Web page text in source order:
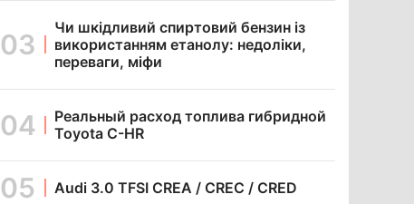
Чи шкідливий спиртовий бензин із
використанням етанолу: недоліки,
переваги, міфи
Реальный расход топлива гибридной
Toyota C-HR
Audi 3.0 TFSI CREA / CREC / CRED